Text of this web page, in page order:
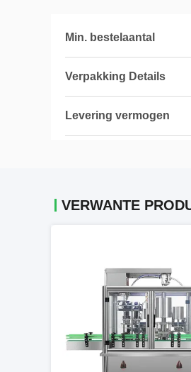
Min. bestelaantal
Verpakking Details
Levering vermogen